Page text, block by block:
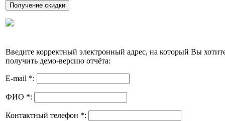
Введите корректный электронный адрес, на который Вы
получить демо-версию отчёта:
E-mail *:
ФИО *:
Контактный телефон *: